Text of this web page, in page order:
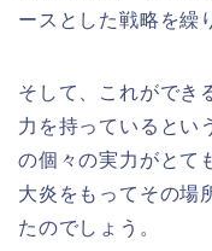
ースとした戦略を繰
そして、これができ
力を持っているとい
の個々の実力がとて
大炎をもってその場
たのでしょう。